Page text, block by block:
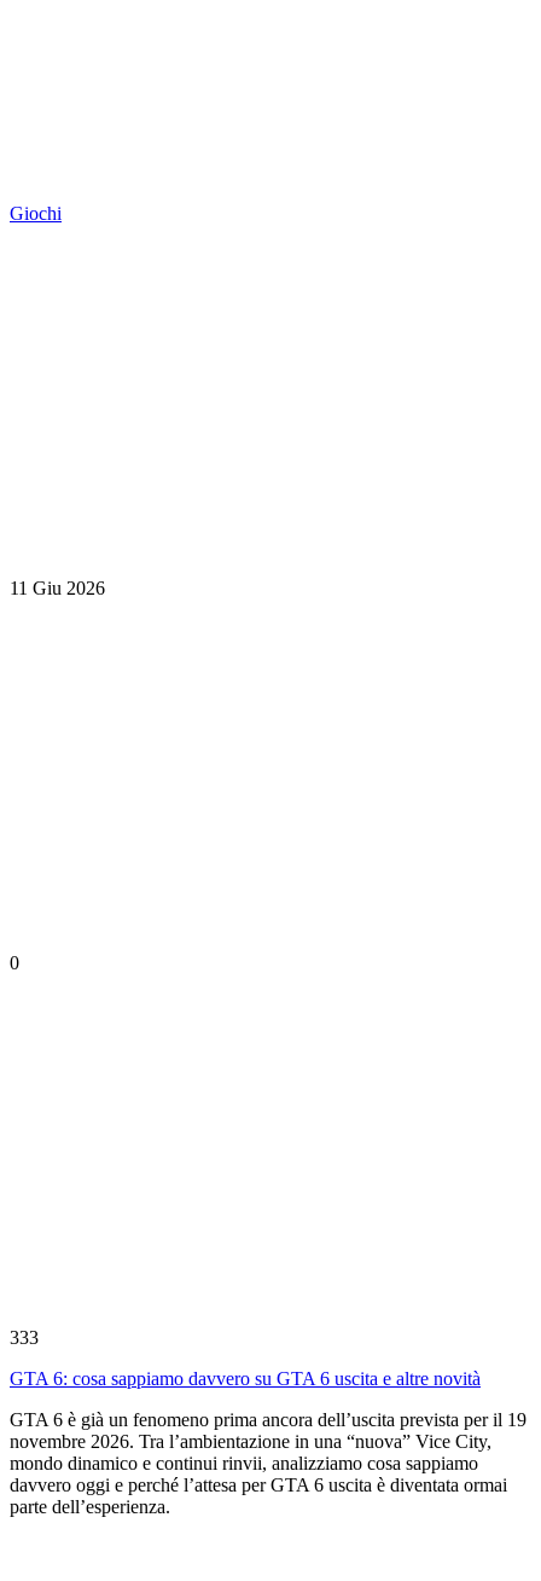
Giochi
11 Giu 2026
0
333
GTA 6: cosa sappiamo davvero su GTA 6 uscita e altre novità
GTA 6 è già un fenomeno prima ancora dell’uscita prevista per il 19
novembre 2026. Tra l’ambientazione in una “nuova” Vice City,
mondo dinamico e continui rinvii, analizziamo cosa sappiamo
davvero oggi e perché l’attesa per GTA 6 uscita è diventata ormai
parte dell’esperienza.